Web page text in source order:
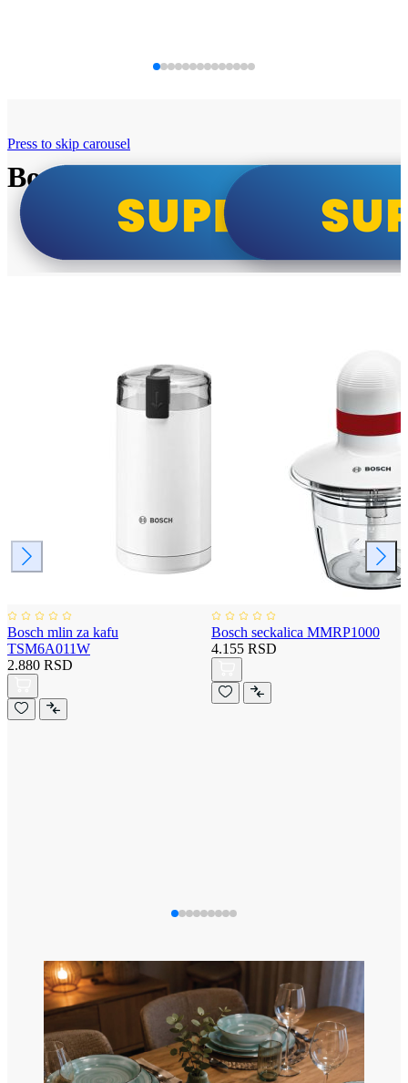
Bosch super cene
Press to skip carousel
Bosch mlin za kafu
TSM6A011W
2.880 RSD
Bosch seckalica MMRP1000
4.155 RSD